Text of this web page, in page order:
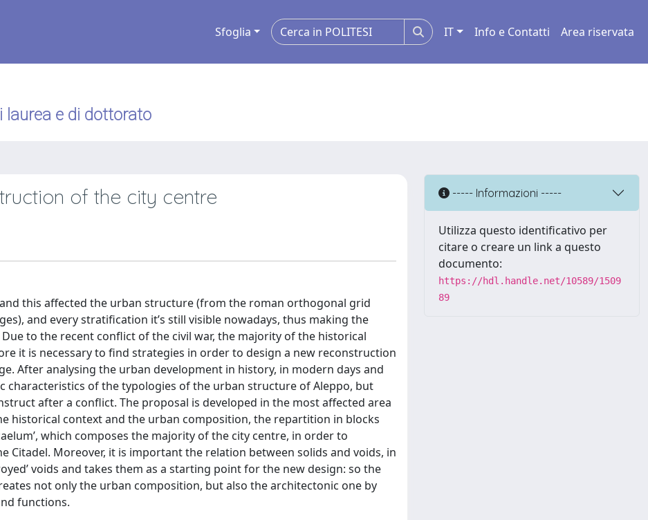
Sfoglia IT Info e Contatti Area riservata
laurea e di dottorato
of the city centre
this affected the urban structure (from the roman orthogonal grid
and every stratification it’s still visible nowadays, thus making the
to the recent conflict of the civil war, the majority of the historical
it is necessary to find strategies in order to design a new reconstruction
After analysing the urban development in history, in modern days and
characteristics of the typologies of the urban structure of Aleppo, but
after a conflict. The proposal is developed in the most affected area
historical context and the urban composition, the repartition in blocks
which composes the majority of the city centre, in order to
Citadel. Moreover, it is important the relation between solids and voids, in
voids and takes them as a starting point for the new design: so the
not only the urban composition, but also the architectonic one by
functions.
----- Informazioni -----
Utilizza questo identificativo per
citare o creare un link a questo
documento:
https://hdl.handle.net/10589/1509
89